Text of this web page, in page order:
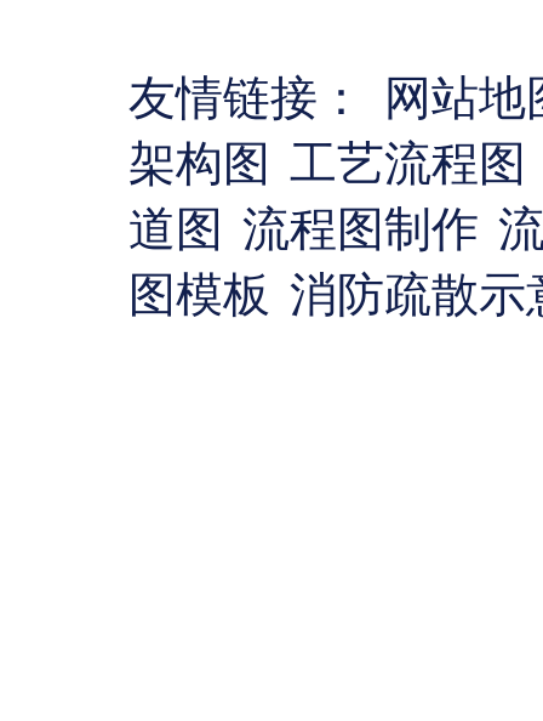
友情链接：
网站
架构图 工艺流程图
道图 流程图制作
图模板 消防疏散示